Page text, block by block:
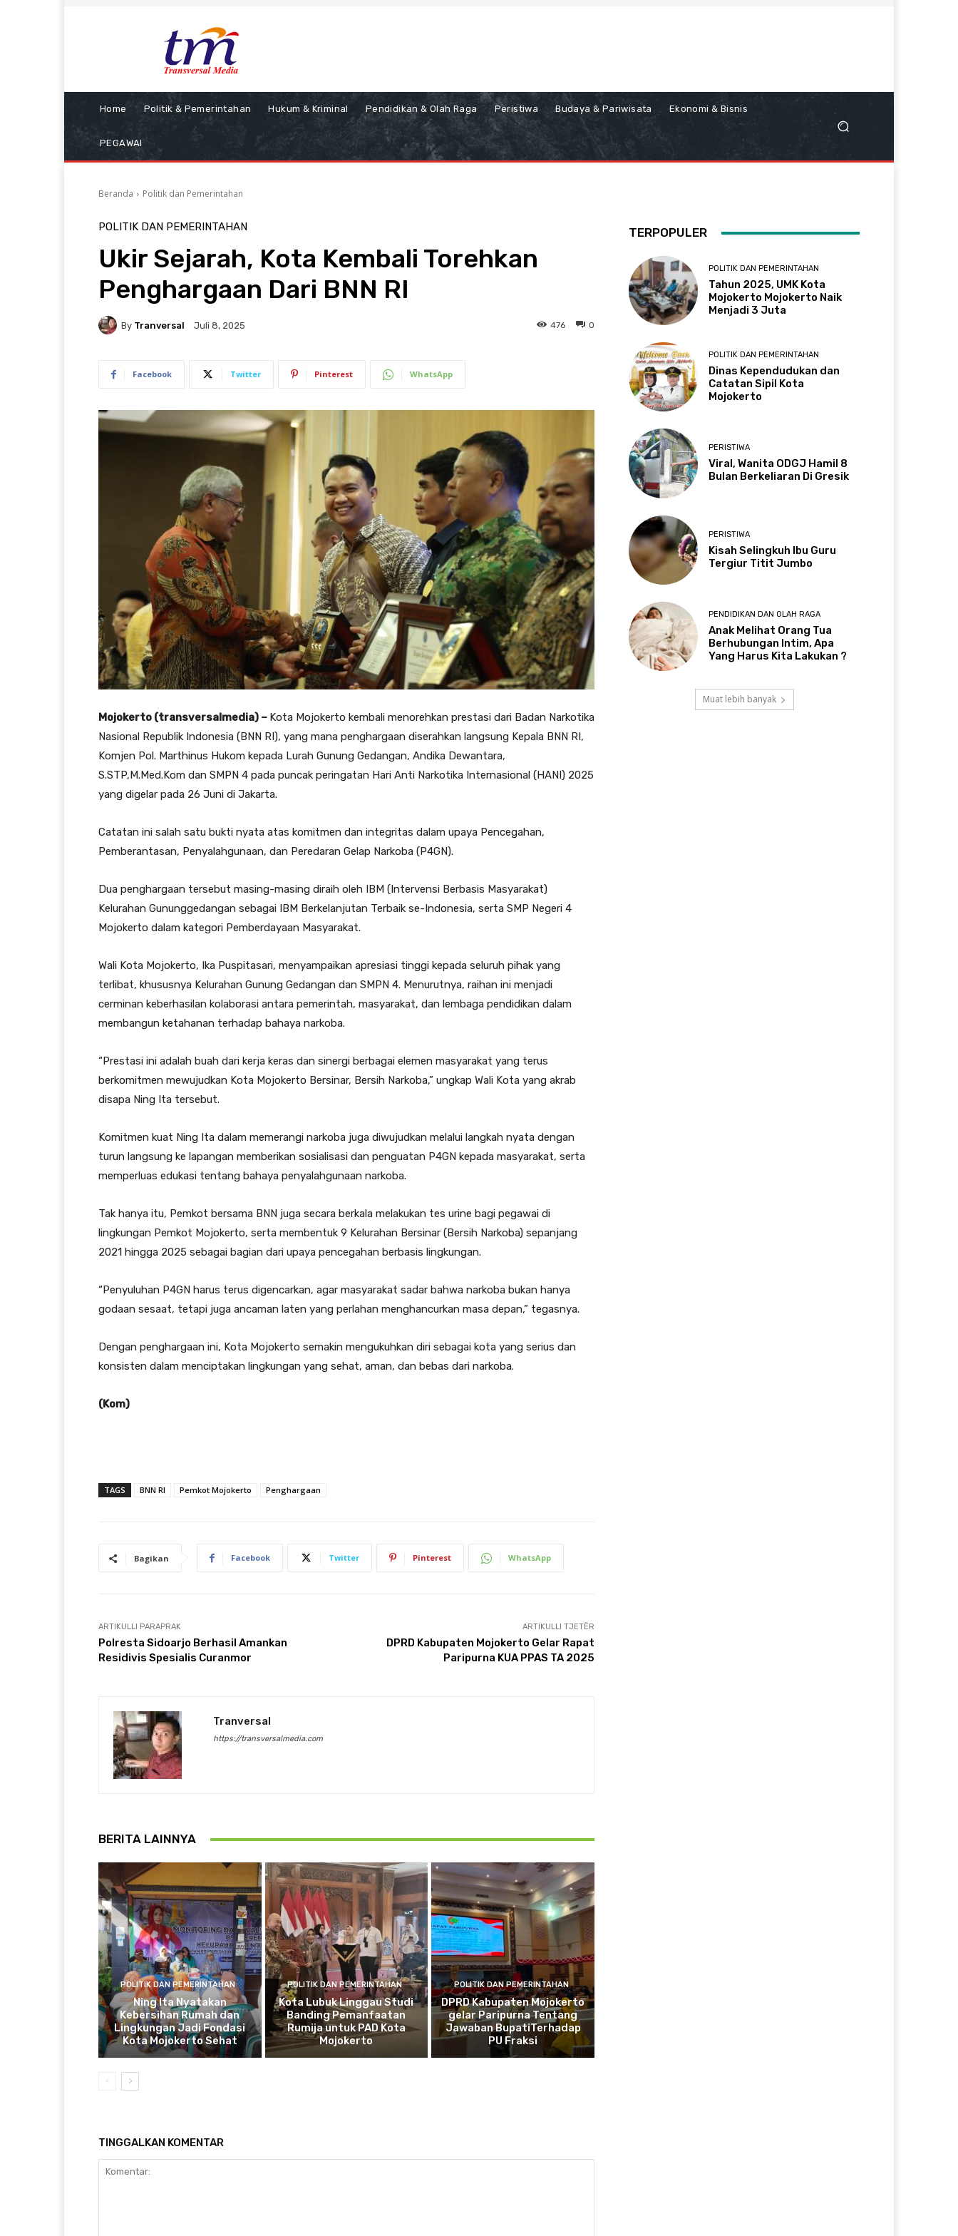
Home Politik & Pemerintahan Hukum & Kriminal Pendidikan & Olah Raga Peristiwa Budaya & Pariwisata Ekonomi & Bisnis
PEGAWAI
Beranda Politik dan Pemerintahan
POLITIK DAN PEMERINTAHAN
Ukir Sejarah, Kota Kembali Torehkan
Penghargaan Dari BNN RI
By Tranversal Juli 8, 2025 0
476
Facebook Twitter Pinterest WhatsApp
Mojokerto (transversalmedia) – Kota Mojokerto kembali menorehkan prestasi dari Badan Narkotika
Nasional Republik Indonesia (BNN RI), yang mana penghargaan diserahkan langsung Kepala BNN RI,
Komjen Pol. Marthinus Hukom kepada Lurah Gunung Gedangan, Andika Dewantara,
S.STP,M.Med.Kom dan SMPN 4 pada puncak peringatan Hari Anti Narkotika Internasional (HANI) 2025
yang digelar pada 26 Juni di Jakarta.
Catatan ini salah satu bukti nyata atas komitmen dan integritas dalam upaya Pencegahan,
Pemberantasan, Penyalahgunaan, dan Peredaran Gelap Narkoba (P4GN).
Dua penghargaan tersebut masing-masing diraih oleh IBM (Intervensi Berbasis Masyarakat)
Kelurahan Gununggedangan sebagai IBM Berkelanjutan Terbaik se-Indonesia, serta SMP Negeri 4
Mojokerto dalam kategori Pemberdayaan Masyarakat.
Wali Kota Mojokerto, Ika Puspitasari, menyampaikan apresiasi tinggi kepada seluruh pihak yang
terlibat, khususnya Kelurahan Gunung Gedangan dan SMPN 4. Menurutnya, raihan ini menjadi
cerminan keberhasilan kolaborasi antara pemerintah, masyarakat, dan lembaga pendidikan dalam
membangun ketahanan terhadap bahaya narkoba.
“Prestasi ini adalah buah dari kerja keras dan sinergi berbagai elemen masyarakat yang terus
berkomitmen mewujudkan Kota Mojokerto Bersinar, Bersih Narkoba,” ungkap Wali Kota yang akrab
disapa Ning Ita tersebut.
Komitmen kuat Ning Ita dalam memerangi narkoba juga diwujudkan melalui langkah nyata dengan
turun langsung ke lapangan memberikan sosialisasi dan penguatan P4GN kepada masyarakat, serta
memperluas edukasi tentang bahaya penyalahgunaan narkoba.
Tak hanya itu, Pemkot bersama BNN juga secara berkala melakukan tes urine bagi pegawai di
lingkungan Pemkot Mojokerto, serta membentuk 9 Kelurahan Bersinar (Bersih Narkoba) sepanjang
2021 hingga 2025 sebagai bagian dari upaya pencegahan berbasis lingkungan.
“Penyuluhan P4GN harus terus digencarkan, agar masyarakat sadar bahwa narkoba bukan hanya
godaan sesaat, tetapi juga ancaman laten yang perlahan menghancurkan masa depan,” tegasnya.
Dengan penghargaan ini, Kota Mojokerto semakin mengukuhkan diri sebagai kota yang serius dan
konsisten dalam menciptakan lingkungan yang sehat, aman, dan bebas dari narkoba.
(Kom)
TAGS BNN RI Pemkot Mojokerto Penghargaan
Bagikan Facebook Twitter Pinterest WhatsApp
ARTIKULLI PARAPRAK
Polresta Sidoarjo Berhasil Amankan
Residivis Spesialis Curanmor
ARTIKULLI TJETËR
DPRD Kabupaten Mojokerto Gelar Rapat
Paripurna KUA PPAS TA 2025
Tranversal
https://transversalmedia.com
BERITA LAINNYA
POLITIK DAN PEMERINTAHAN
Ning Ita Nyatakan
Kebersihan Rumah dan
Lingkungan Jadi Fondasi
Kota Mojokerto Sehat
POLITIK DAN PEMERINTAHAN
Kota Lubuk Linggau Studi
Banding Pemanfaatan
Rumija untuk PAD Kota
Mojokerto
POLITIK DAN PEMERINTAHAN
DPRD Kabupaten Mojokerto
gelar Paripurna Tentang
Jawaban BupatiTerhadap
PU Fraksi
TINGGALKAN KOMENTAR
TERPOPULER
POLITIK DAN PEMERINTAHAN
Tahun 2025, UMK Kota
Mojokerto Mojokerto Naik
Menjadi 3 Juta
POLITIK DAN PEMERINTAHAN
Dinas Kependudukan dan
Catatan Sipil Kota
Mojokerto
PERISTIWA
Viral, Wanita ODGJ Hamil 8
Bulan Berkeliaran Di Gresik
PERISTIWA
Kisah Selingkuh Ibu Guru
Tergiur Titit Jumbo
PENDIDIKAN DAN OLAH RAGA
Anak Melihat Orang Tua
Berhubungan Intim, Apa
Yang Harus Kita Lakukan ?
Muat lebih banyak